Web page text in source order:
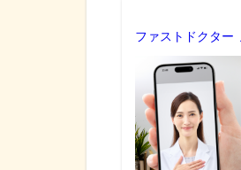
ファストドクター